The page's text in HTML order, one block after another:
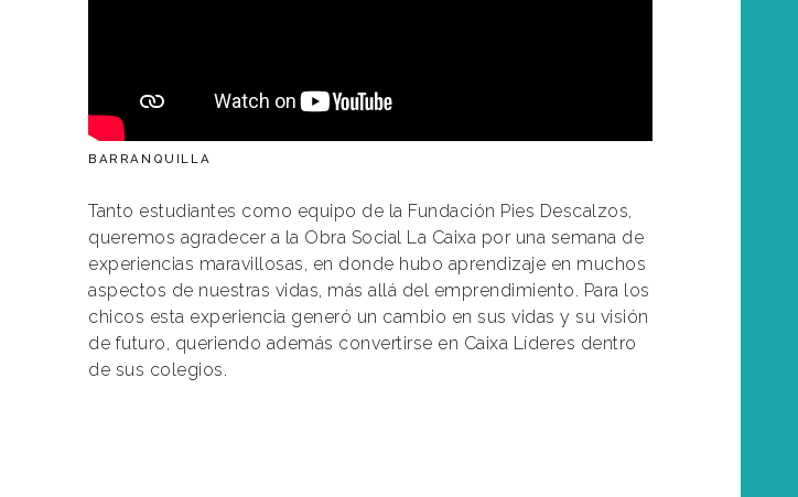
BARRANQUILLA
Tanto estudiantes como equipo de la Fundación Pies Descalzos,
queremos agradecer a la Obra Social La Caixa por una semana de
experiencias maravillosas, en donde hubo aprendizaje en muchos
aspectos de nuestras vidas, más allá del emprendimiento. Para los
chicos esta experiencia generó un cambio en sus vidas y su visión
de futuro, queriendo además convertirse en Caixa Líderes dentro
de sus colegios.